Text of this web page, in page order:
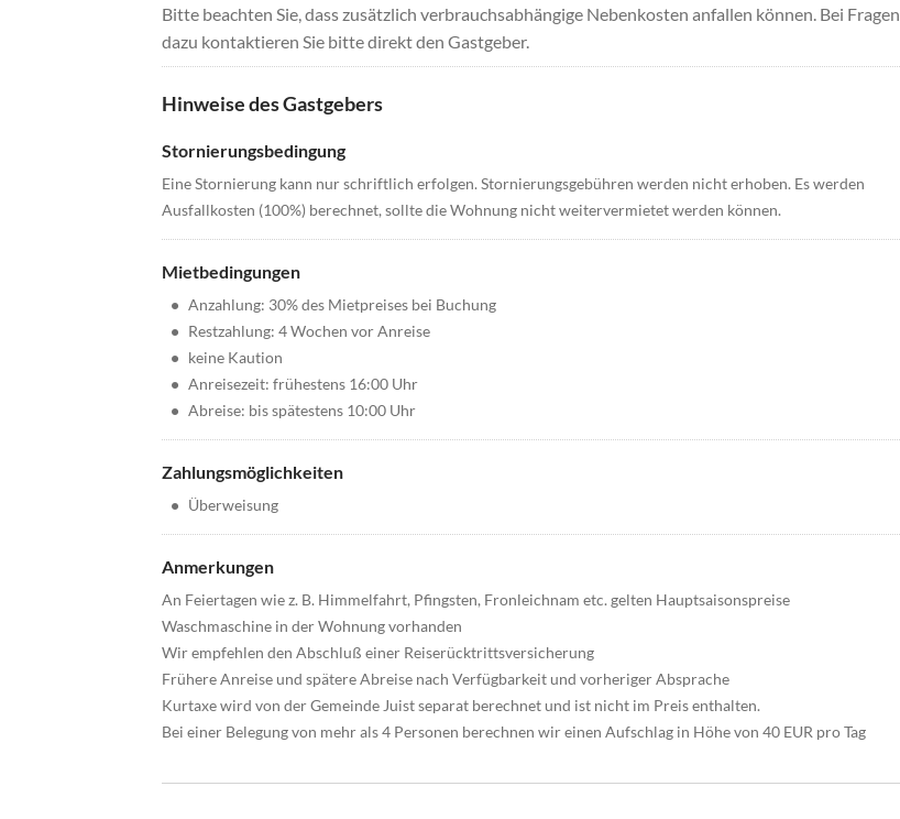
Bitte beachten Sie, dass zusätzlich verbrauchsabhängige Nebenkosten anfallen können. Bei Fragen
dazu kontaktieren Sie bitte direkt den Gastgeber.
Hinweise des Gastgebers
Stornierungsbedingung
Eine Stornierung kann nur schriftlich erfolgen. Stornierungsgebühren werden nicht erhoben. Es werden
Ausfallkosten (100%) berechnet, sollte die Wohnung nicht weitervermietet werden können.
Mietbedingungen
• Anzahlung: 30% des Mietpreises bei Buchung
• Restzahlung: 4 Wochen vor Anreise
• keine Kaution
• Anreisezeit: frühestens 16:00 Uhr
• Abreise: bis spätestens 10:00 Uhr
Zahlungsmöglichkeiten
• Überweisung
Anmerkungen
An Feiertagen wie z. B. Himmelfahrt, Pfingsten, Fronleichnam etc. gelten Hauptsaisonspreise
Waschmaschine in der Wohnung vorhanden
Wir empfehlen den Abschluß einer Reiserücktrittsversicherung
Frühere Anreise und spätere Abreise nach Verfügbarkeit und vorheriger Absprache
Kurtaxe wird von der Gemeinde Juist separat berechnet und ist nicht im Preis enthalten.
Bei einer Belegung von mehr als 4 Personen berechnen wir einen Aufschlag in Höhe von 40 EUR pro Tag